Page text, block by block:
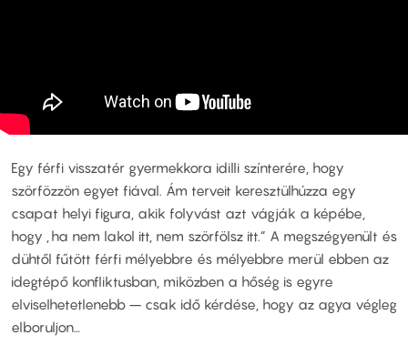
Egy férfi visszatér gyermekkora idilli színterére, hogy
szörfözzön egyet fiával. Ám terveit keresztülhúzza egy
csapat helyi figura, akik folyvást azt vágják a képébe,
hogy „ha nem lakol itt, nem szörfölsz itt.” A megszégyenült és
dühtől fűtött férfi mélyebbre és mélyebbre merül ebben az
idegtépő konfliktusban, miközben a hőség is egyre
elviselhetetlenebb – csak idő kérdése, hogy az agya végleg
elboruljon…